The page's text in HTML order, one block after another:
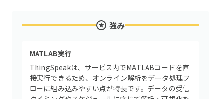
強み
MATLAB実行
ThingSpeakは、サービス内でMATLABコードを直
接実行できるため、オンライン解析をデータ処理フ
ローに組み込みやすい点が特長です。データの受信